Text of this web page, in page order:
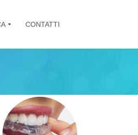
CONTATTI